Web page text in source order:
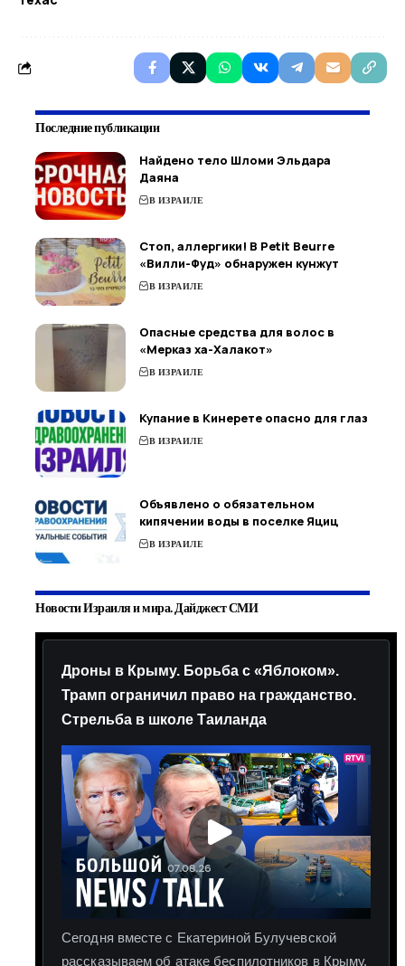
Последние публикации
Найдено тело Шломи Эльдара
Даяна
В ИЗРАИЛЕ
Стоп, аллергики! В Petit Beurre
«Вилли-Фуд» обнаружен кунжут
В ИЗРАИЛЕ
Опасные средства для волос в
«Мерказ ха-Халакот»
В ИЗРАИЛЕ
Купание в Кинерете опасно для глаз
В ИЗРАИЛЕ
Объявлено о обязательном
кипячении воды в поселке Яциц
В ИЗРАИЛЕ
Новости Израиля и мира. Дайджест СМИ